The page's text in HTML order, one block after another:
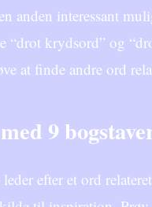
anden interessant
“drot krydsord” og
at finde andre ord
9
efter et ord